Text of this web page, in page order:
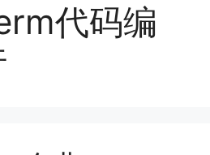
代码编